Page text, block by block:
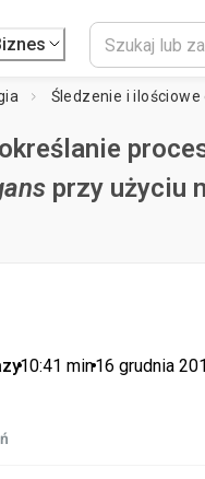
przy użyciu
•10:41 min•16 grudnia